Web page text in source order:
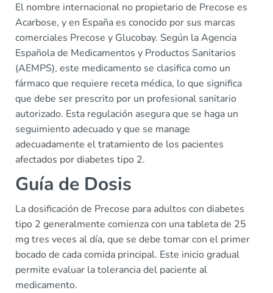
El nombre internacional no propietario de Precose es
Acarbose, y en España es conocido por sus marcas
comerciales Precose y Glucobay. Según la Agencia
Española de Medicamentos y Productos Sanitarios
(AEMPS), este medicamento se clasifica como un
fármaco que requiere receta médica, lo que significa
que debe ser prescrito por un profesional sanitario
autorizado. Esta regulación asegura que se haga un
seguimiento adecuado y que se manage
adecuadamente el tratamiento de los pacientes
afectados por diabetes tipo 2.
Guía de Dosis
La dosificación de Precose para adultos con diabetes
tipo 2 generalmente comienza con una tableta de 25
mg tres veces al día, que se debe tomar con el primer
bocado de cada comida principal. Este inicio gradual
permite evaluar la tolerancia del paciente al
medicamento.